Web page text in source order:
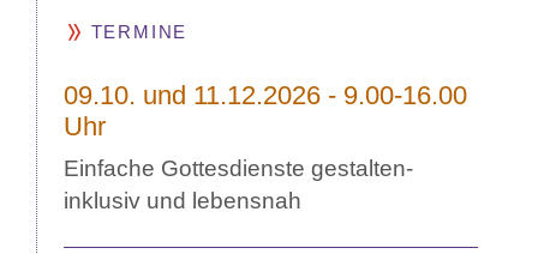
TERMINE
09.10. und 11.12.2026 - 9.00-16.00
Uhr
Einfache Gottesdienste gestalten-
inklusiv und lebensnah